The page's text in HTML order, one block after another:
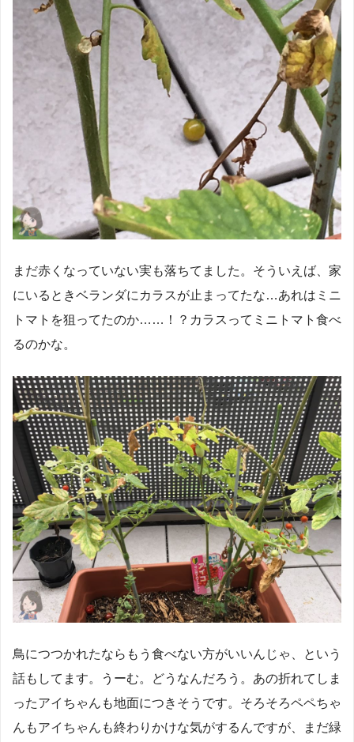
まだ赤くなっていない実も落ちてました。そういえば、家
にいるときベランダにカラスが止まってたな…あれはミニ
トマトを狙ってたのか……！？カラスってミニトマト食べ
るのかな。
鳥につつかれたならもう食べない方がいいんじゃ、という
話もしてます。うーむ。どうなんだろう。あの折れてしま
ったアイちゃんも地面につきそうです。そろそろペペちゃ
んもアイちゃんも終わりかけな気がするんですが、まだ緑